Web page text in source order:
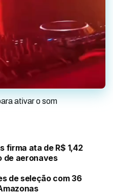
ativar o som
firma ata de R$ 1,42
de aeronaves
de seleção com 36